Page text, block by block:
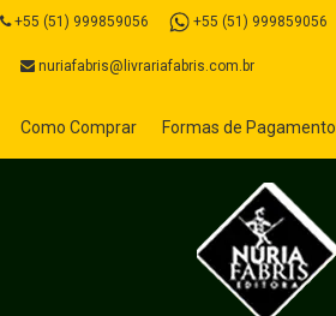
+55 (51) 999859056 +55 (51) 999859056
nuriafabris@livrariafabris.com.br
Como Comprar Formas de Pagamento